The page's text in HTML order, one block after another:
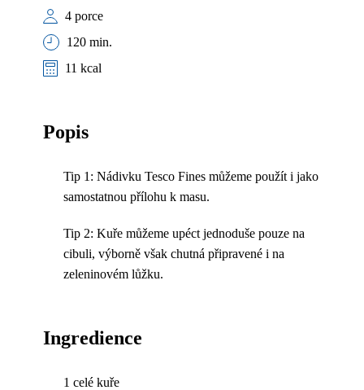
4 porce
120 min.
11 kcal
Popis
Tip 1: Nádivku Tesco Fines můžeme použít i jako
samostatnou přílohu k masu.
Tip 2: Kuře můžeme upéct jednoduše pouze na
cibuli, výborně však chutná připravené i na
zeleninovém lůžku.
Ingredience
1 celé kuře